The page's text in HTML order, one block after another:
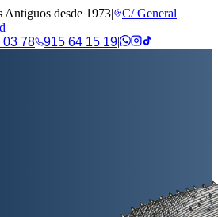
Antiguos desde 1973|
C/ General
03 78 915 64 15 19|